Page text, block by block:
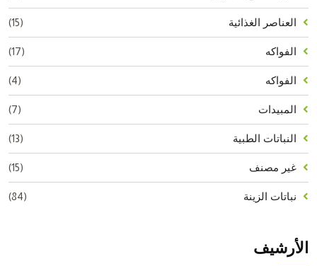
العناصر الغذائية (15)
الفواكه (17)
الفواكه (4)
المبيدات (7)
النباتات الطبية (13)
غير مصنف (15)
نباتات الزينة (84)
الأرشيف